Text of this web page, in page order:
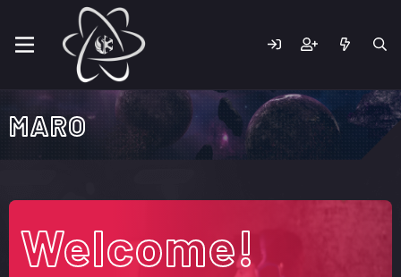
MARO
Welcome!